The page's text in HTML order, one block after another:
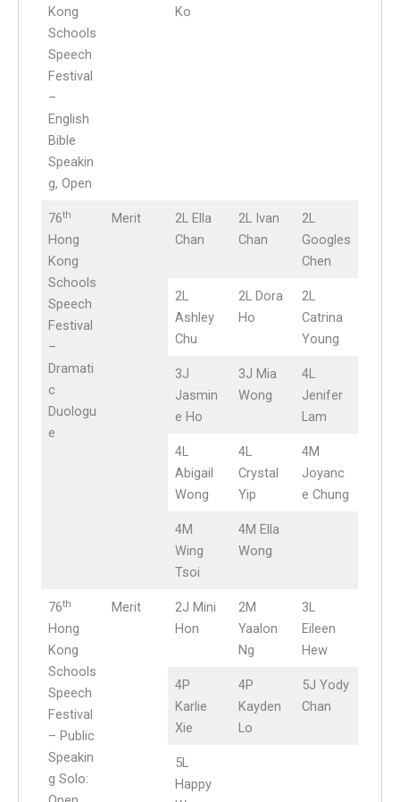
Kong
Schools
Speech
Festival
–
English
Bible
Speakin
g, Open
Ko
76th
Hong
Kong
Schools
Speech
Festival
–
Dramati
c
Duologu
e
Merit
2L Ella
Chan
2L Ivan
Chan
2L
Googles
Chen
2L
Ashley
Chu
2L Dora
Ho
2L
Catrina
Young
3J
Jasmin
e Ho
3J Mia
Wong
4L
Jenifer
Lam
4L
Abigail
Wong
4L
Crystal
Yip
4M
Joyanc
e Chung
4M
Wing
Tsoi
4M Ella
Wong
76th
Hong
Kong
Schools
Speech
Festival
– Public
Speakin
g Solo:
Merit
2J Mini
Hon
2M
Yaalon
Ng
3L
Eileen
Hew
4P
Karlie
Xie
4P
Kayden
Lo
5J Yody
Chan
5L
Happy